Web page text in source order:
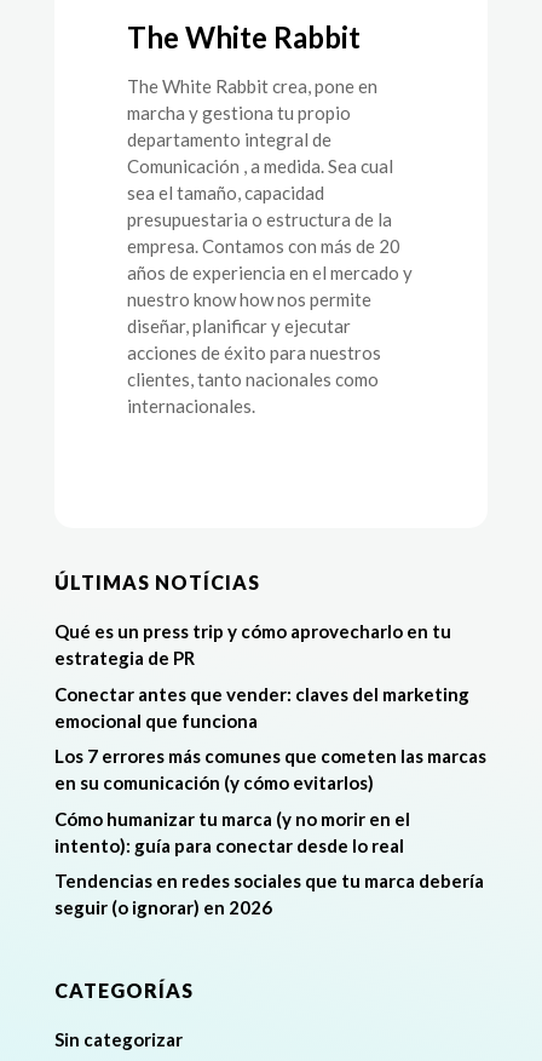
The White Rabbit
The White Rabbit crea, pone en
marcha y gestiona tu propio
departamento integral de
Comunicación , a medida. Sea cual
sea el tamaño, capacidad
presupuestaria o estructura de la
empresa. Contamos con más de 20
años de experiencia en el mercado y
nuestro know how nos permite
diseñar, planificar y ejecutar
acciones de éxito para nuestros
clientes, tanto nacionales como
internacionales.
ÚLTIMAS NOTÍCIAS
Qué es un press trip y cómo aprovecharlo en tu
estrategia de PR
Conectar antes que vender: claves del marketing
emocional que funciona
Los 7 errores más comunes que cometen las marcas
en su comunicación (y cómo evitarlos)
Cómo humanizar tu marca (y no morir en el
intento): guía para conectar desde lo real
Tendencias en redes sociales que tu marca debería
seguir (o ignorar) en 2026
CATEGORÍAS
Sin categorizar